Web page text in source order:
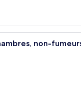
Une
non-